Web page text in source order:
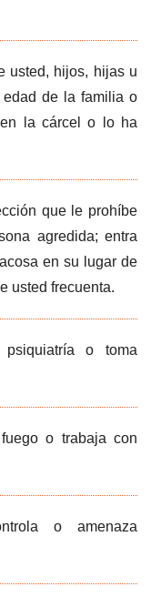
usted, hijos, hijas u
edad de la familia o
la cárcel o lo ha
que le prohíbe
agredida; entra
en su lugar de
usted frecuenta.
o toma
o trabaja con
o amenaza